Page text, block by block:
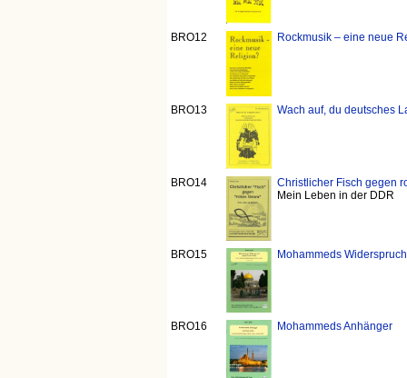
BRO12 Rockmusik – eine neue
BRO13 Wach auf, du deutsches
BRO14
Christlicher Fisch gegen
Mein Leben in der DDR
BRO15 Mohammeds
BRO16 Mohammeds Anhänger